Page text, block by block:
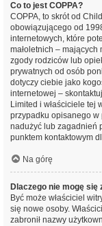
Co to jest COPPA?
COPPA, to skrót od
obowiązującego od
internetowych, które
małoletnich –
zgody rodziców lub
prywatnych od osób
dotyczy ciebie jako
internetowej –
Limited i właściciele tej
przypadku opisanego w
nadużyć lub zagadnień
punktem kontaktowym
Na górę
Dlaczego nie mogę
Być może właściciel
się nowe osoby.
zabronił nazwy